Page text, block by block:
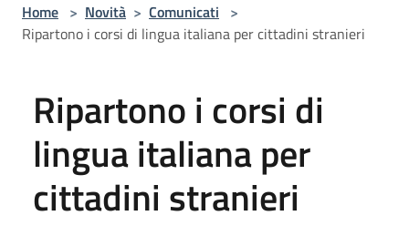
Home > Novità > Comunicati >
Ripartono i corsi di lingua italiana per cittadini stranieri
Ripartono i corsi di
lingua italiana per
cittadini stranieri